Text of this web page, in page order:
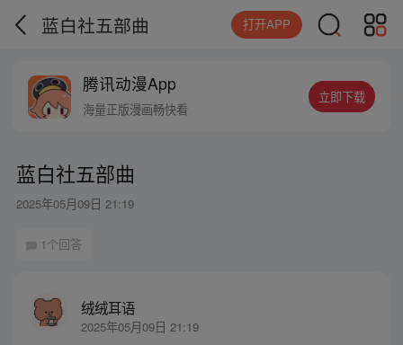
蓝白社五部曲 打开APP
腾讯动漫App
海量正版漫画畅快看
立即下载
蓝白社五部曲
2025年05月09日 21:19
1个回答
绒绒耳语
2025年05月09日 21:19